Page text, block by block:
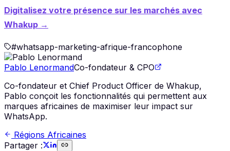
Digitalisez votre présence sur les marchés avec
Whakup →
#whatsapp-marketing-afrique-francophone
Pablo LenormandCo-fondateur & CPO
Co-fondateur et Chief Product Officer de Whakup,
Pablo conçoit les fonctionnalités qui permettent aux
marques africaines de maximiser leur impact sur
WhatsApp.
Régions Africaines
Partager :